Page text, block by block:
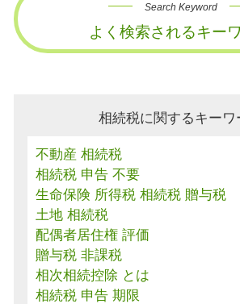
Search Keyword
よく検索されるキー
相続税に関するキーワ
不動産 相続税
相続税 申告 不要
生命保険 所得税 相続税 贈与税
土地 相続税
配偶者居住権 評価
贈与税 非課税
相次相続控除 とは
相続税 申告 期限